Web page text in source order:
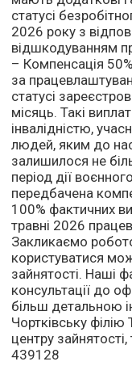
статусі
2026 року з
відшкодуванням
– Компенсація
за
статусі
місяць. Такі
інвалідністю,
людей, яким до
залишилося не
період дії
передбачена
100% фактичних
травні 2026
Закликаємо
користуватися
зайнятості. Наші
консультації до
більш детальною
Чортківську
центру
439128